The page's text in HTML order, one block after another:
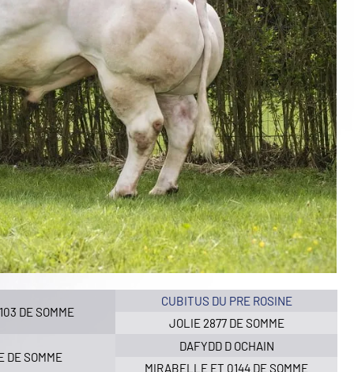
DE SOMME
DE SOMME
CUBITUS DU PRE ROSINE
JOLIE 2877 DE SOMME
DAFYDD D OCHAIN
MIRABELLE ET 0144 DE SOMME